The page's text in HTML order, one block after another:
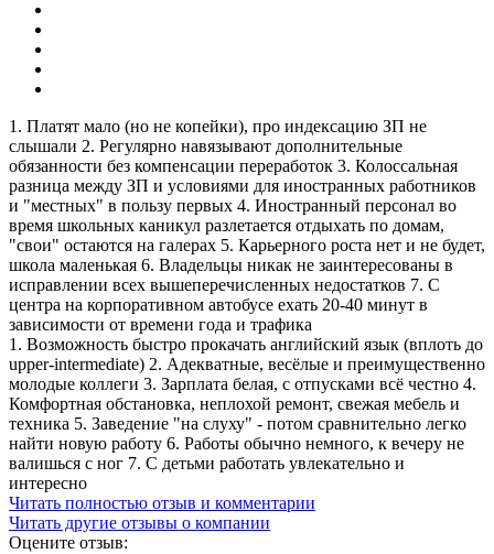
1. Платят мало (но не копейки), про индексацию ЗП не
слышали 2. Регулярно навязывают дополнительные
обязанности без компенсации переработок 3. Колоссальная
разница между ЗП и условиями для иностранных работников
и "местных" в пользу первых 4. Иностранный персонал во
время школьных каникул разлетается отдыхать по домам,
"свои" остаются на галерах 5. Карьерного роста нет и не будет,
школа маленькая 6. Владельцы никак не заинтересованы в
исправлении всех вышеперечисленных недостатков 7. С
центра на корпоративном автобусе ехать 20-40 минут в
зависимости от времени года и трафика
1. Возможность быстро прокачать английский язык (вплоть до
upper-intermediate) 2. Адекватные, весёлые и преимущественно
молодые коллеги 3. Зарплата белая, с отпусками всё честно 4.
Комфортная обстановка, неплохой ремонт, свежая мебель и
техника 5. Заведение "на слуху" - потом сравнительно легко
найти новую работу 6. Работы обычно немного, к вечеру не
валишься с ног 7. С детьми работать увлекательно и
интересно
Читать полностью отзыв и комментарии
Читать другие отзывы о компании
Оцените отзыв: